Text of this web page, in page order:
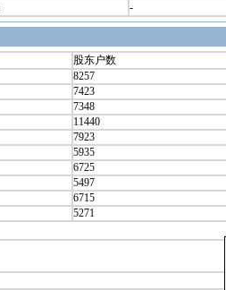
-
股东户数
8257
7423
7348
11440
7923
5935
6725
5497
6715
5271